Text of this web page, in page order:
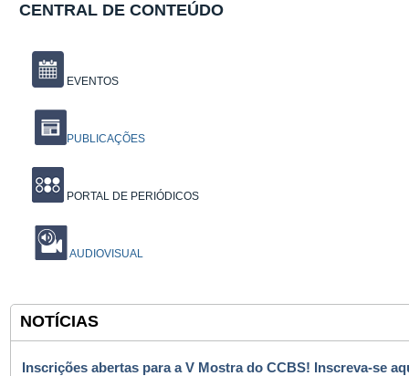
CENTRAL DE CONTEÚDO
EVENTOS
PUBLICAÇÕES
PORTAL DE PERIÓDICOS
AUDIOVISUAL
NOTÍCIAS
Inscrições abertas para a V Mostra do CCBS! Inscreva-se